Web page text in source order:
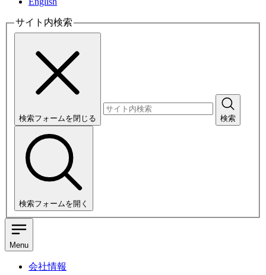
サイト内検索
検索フォームを閉じる 検索
検索フォームを開く
Menu
会社情報